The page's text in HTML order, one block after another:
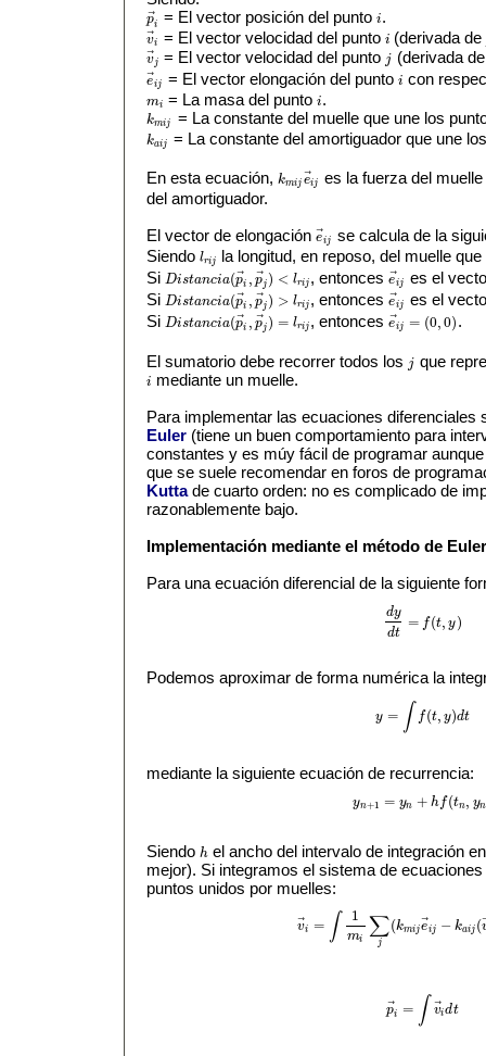
p⃗i
p→i= El vector posición del puntoi
i .
v⃗i
v→i= El vector velocidad del punto i
i (derivada de
v⃗j
v→j= El vector velocidad del punto j
j (derivada
e⃗ij
e→ j= El vector elongación del punto i
i con
mi
mi = La masa del puntoi
i .
kmij
kmij = La constante del muelle que une los
kaij
kaij = La constante del amortiguador que une
En esta ecuación, kmij e⃗ij
kmije→i es la fuerza del
del amortiguador.
El vector de elongación e⃗ij
e→ jse calcula de la
Siendo lrij
lrij
la longitud, en reposo, del muelle
Si Distancia(p⃗i , p⃗j ) < lrij
Distancia(p→i,p →j) < rij , entoncese⃗ij
e→ jes el
Si Distancia(p⃗i , p⃗j ) > lrij
Distancia(p→i,p →j) > rij , entoncese⃗ij
e→ jes el
Si Distancia(p⃗i , p⃗j ) = lrij
Distancia(p→i,p →j) = rij , entoncese⃗ij = (0,0)
e→ j=( 0,0) .
El sumatorio debe recorrer todos los j
j que
i
i
mediante un muelle.
Para implementar las ecuaciones diferenciales
Euler (tiene un buen comportamiento para
constantes y es múy fácil de programar
que se suele recomendar en foros de
Kuttade cuarto orden: no es complicado de
razonablemente bajo.
Implementación mediante el método de Euler
Para una ecuación diferencial de la siguiente
dy
dt
= f(t, y)
d dt=f(t,y )
Podemos aproximar de forma numérica la
y = ∫ f(t, y)dt
y =∫ (t,y)dt
mediante la siguiente ecuación de recurrencia:
yn+1 = yn + hf(tn, yn
y n+1=y n+hf(tn,yn)
Siendo h
h el ancho del intervalo de integración
mejor). Si integramos el sistema de
puntos unidos por muelles:
v⃗i = ∫ 1
mi ∑
j
(kmije⃗ij − kaij (
v → =∫1m ∑j kmije→ij−kaij (v→i−
p⃗i = ∫ v⃗idt
p →i= v →idt